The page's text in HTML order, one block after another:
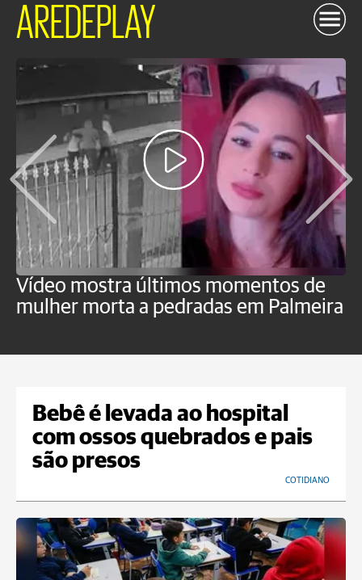
AREDEPLAY
Vídeo mostra últimos momentos de
mulher morta a pedradas em Palmeira
Bebê é levada ao hospital
com ossos quebrados e pais
são presos
COTIDIANO